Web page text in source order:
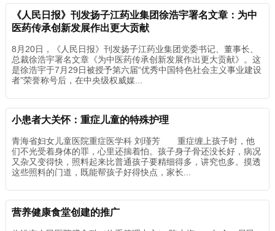
《人民日报》刊发扬子江药业集团徐浩宇署名文章：为中
医药传承创新发展作出更大贡献
8月20日，《人民日报》刊发扬子江药业集团党委书记、董事长、
总裁徐浩宇署名文章《为中医药传承创新发展作出更大贡献》。这
是徐浩宇于7月29日被授予第六届“优秀中国特色社会主义事业建设
者”荣誉称号后，在中央级权威媒...
小患者大关怀：重症儿童的特殊护理
青海省妇女儿童医院重症医学科 刘瑾芳 重症缠上孩子时，他
们不光受着身体的罪，心里还揣着怕。孩子身子骨还没长好，病况
又杂又变得快，照料起来比普通孩子要精细得多，讲究也多。摸透
这些照料的门道，既能帮孩子好得快点，家长...
营养健康食堂创建的推广